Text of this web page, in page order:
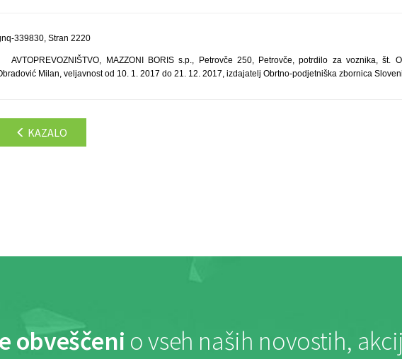
339830, Stran 2220
AVTOPREVOZNIŠTVO, MAZZONI BORIS s.p., Petrovče 250, Petrovče, potrdilo za voznika, št.
Milan, veljavnost od 10. 1. 2017 do 21. 12. 2017, izdajatelj Obrtno-podjetniška zbornica
KAZALO
obveščeni o vseh naših novostih,